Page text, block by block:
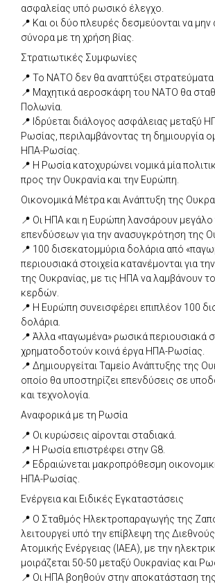
ασφαλείας υπό ρωσικό έλεγχο.
📍 Και οι δύο πλευρές δεσμεύονται να μην
σύνορα με τη χρήση βίας.
Στρατιωτικές Συμφωνίες
📍 Το ΝΑΤΟ δεν θα αναπτύξει στρατεύματα
📍 Μαχητικά αεροσκάφη του ΝΑΤΟ θα
Πολωνία.
📍 Ιδρύεται διάλογος ασφάλειας μεταξύ
Ρωσίας, περιλαμβάνοντας τη δημιουργία
ΗΠΑ-Ρωσίας.
📍 Η Ρωσία κατοχυρώνει νομικά μία
προς την Ουκρανία και την Ευρώπη.
Οικονομικά Μέτρα και Ανάπτυξη της
📍 Οι ΗΠΑ και η Ευρώπη λανσάρουν
επενδύσεων για την ανασυγκρότηση της
📍 100 δισεκατομμύρια δολάρια από
περιουσιακά στοιχεία κατανέμονται για
της Ουκρανίας, με τις ΗΠΑ να λαμβάνουν
κερδών.
📍 Η Ευρώπη συνεισφέρει επιπλέον 100
δολάρια.
📍 Άλλα «παγωμένα» ρωσικά περιουσιακά
χρηματοδοτούν κοινά έργα ΗΠΑ-Ρωσίας.
📍 Δημιουργείται Ταμείο Ανάπτυξης της
οποίο θα υποστηρίζει επενδύσεις σε
και τεχνολογία.
Αναφορικά με τη Ρωσία
📍 Οι κυρώσεις αίρονται σταδιακά.
📍 Η Ρωσία επιστρέφει στην G8.
📍 Εδραιώνεται μακροπρόθεσμη
ΗΠΑ-Ρωσίας.
Ενέργεια και Ειδικές Εγκαταστάσεις
📍 Ο Σταθμός Ηλεκτροπαραγωγής της
λειτουργεί υπό την επίβλεψη της
Ατομικής Ενέργειας (IAEA), με την
μοιράζεται 50-50 μεταξύ Ουκρανίας και
📍 Οι ΗΠΑ βοηθούν στην αποκατάσταση